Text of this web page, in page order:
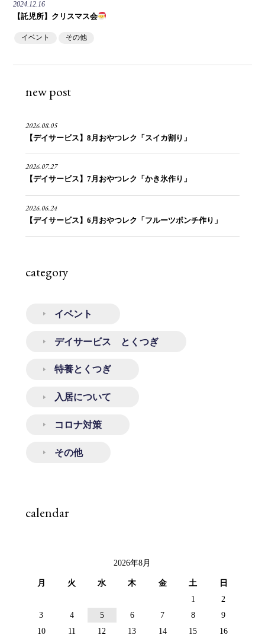
2024.12.16
【託児所】クリスマス会
イベント その他
new post
2026.08.05
【デイサービス】8月おやつレク「スイカ割り」
2026.07.27
【デイサービス】7月おやつレク「かき氷作り」
2026.06.24
【デイサービス】6月おやつレク「フルーツポンチ作り」
category
イベント
デイサービス とくつぎ
特養とくつぎ
入居について
コロナ対策
その他
calendar
2026年8月
月 火 水 木 金 土
日
1
2
3
4 5 6 7 8
9
10
11 12 13 14 15
16